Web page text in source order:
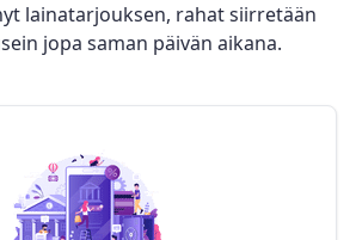
lainatarjouksen, rahat siirretään
jopa saman päivän aikana.